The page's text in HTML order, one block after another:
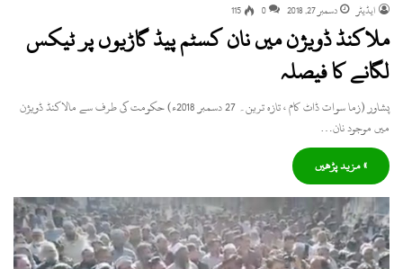
ایڈیٹر دسمبر 27, 2018 0
115
ملاکنڈ ڈویژن میں نان کسٹم پیڈ گاڑیوں پر ٹیکس
لگانے کا فیصلہ
پشاور (زما سوات ڈاٹ کام ، تازہ ترین۔ 27 دسمبر 2018ء) حکومت کی طرف سے مالاکنڈ ڈویژن
میں موجود نان…
» مزید پڑھیں